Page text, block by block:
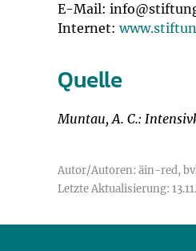
E-Mail:
Internet:
Quelle
Muntau, A. C.:
Autor/Autoren: äin-red,
Letzte Aktualisierung: